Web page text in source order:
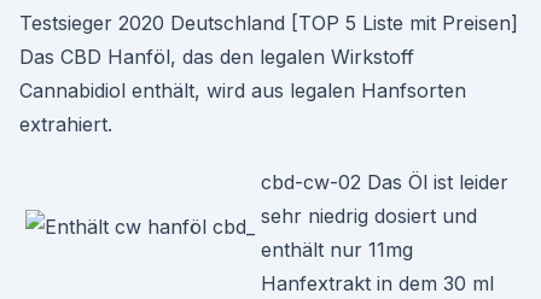
Testsieger 2020 Deutschland [TOP 5 Liste mit Preisen]
Das CBD Hanföl, das den legalen Wirkstoff
Cannabidiol enthält, wird aus legalen Hanfsorten
extrahiert.
cbd-cw-02 Das Öl ist leider
sehr niedrig dosiert und
enthält nur 11mg
Hanfextrakt in dem 30 ml